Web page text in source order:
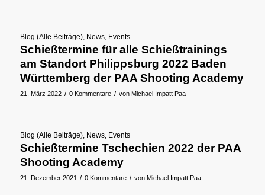
Blog (Alle Beiträge), News, Events
Schießtermine für alle Schießtrainings
am Standort Philippsburg 2022 Baden
Württemberg der PAA Shooting Academy
21. März 2022 / 0 Kommentare / von Michael Impatt Paa
Blog (Alle Beiträge), News, Events
Schießtermine Tschechien 2022 der PAA
Shooting Academy
21. Dezember 2021 / 0 Kommentare / von Michael Impatt Paa